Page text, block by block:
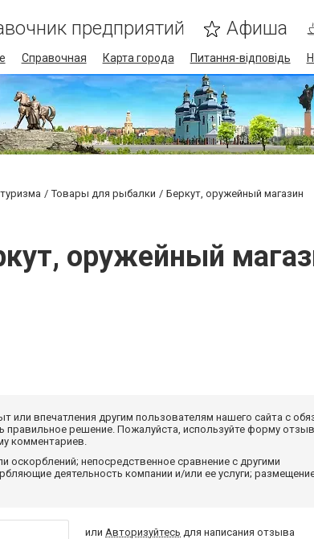
предприятий Афиша
Справочная Карта города Питання-відповідь
Товары для рыбалки Беркут, оружейный магазин
оружейный
впечатления другим пользователям нашего сайта с
правильное решение. Пожалуйста, используйте форму
комментариев.
оскорблений; непосредственное сравнение с другими
деятельность компании и/или ее услуги;
илиАвторизуйтесь для написания отзыва